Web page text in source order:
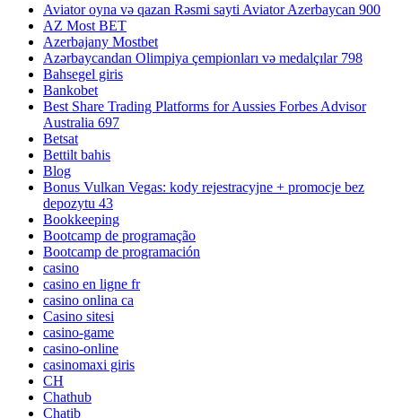
Aviator oyna və qazan Rəsmi sayti Aviator Azerbaycan 900
AZ Most BET
Azerbajany Mostbet
Azərbaycandan Olimpiya çempionları və medalçılar 798
Bahsegel giris
Bankobet
Best Share Trading Platforms for Aussies Forbes Advisor
Australia 697
Betsat
Bettilt bahis
Blog
Bonus Vulkan Vegas: kody rejestracyjne + promocje bez
depozytu 43
Bookkeeping
Bootcamp de programação
Bootcamp de programación
casino
casino en ligne fr
casino onlina ca
Casino sitesi
casino-game
casino-online
casinomaxi giris
CH
Chathub
Chatib